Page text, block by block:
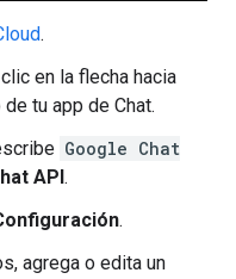
.
en la flecha hacia
tu app de Chat.
Google Chat
API .
.
agrega o edita un